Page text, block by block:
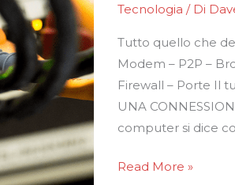
Tecnologia / Di
Tutto quello che
Modem – P2P –
Firewall – Porte Il
UNA
computer si dice
e
Read More »